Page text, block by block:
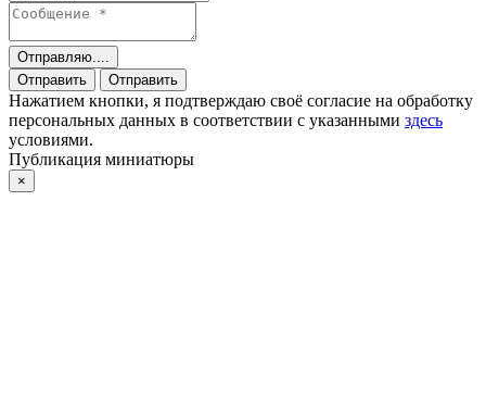
Отправляю....
Отправить
Отправить
Нажатием кнопки, я подтверждаю своё согласие на обработку
персональных данных в соответствии с указанными здесь
условиями.
Публикация миниатюры
×